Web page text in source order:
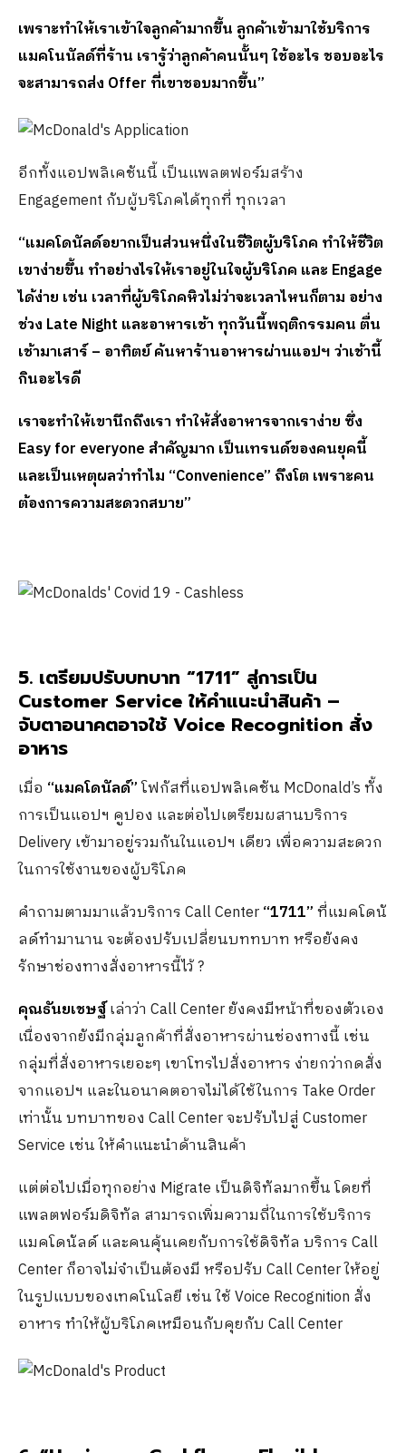
เพราะทำให้เราเข้าใจลูกค้ามากขึ้น ลูกค้าเข้ามาใช้บริการ
แมคโนนัลด์ที่ร้าน เรารู้ว่าลูกค้าคนนั้นๆ ใช้อะไร ชอบอะไร
จะสามารถส่ง Offer ที่เขาชอบมากขึ้น”
อีกทั้งแอปพลิเคชันนี้ เป็นแพลตฟอร์มสร้าง
Engagement กับผู้บริโภคได้ทุกที่ ทุกเวลา
“แมคโดนัลด์อยากเป็นส่วนหนึ่งในชีวิตผู้บริโภค ทำให้ชีวิต
เขาง่ายขึ้น ทำอย่างไรให้เราอยู่ในใจผู้บริโภค และ Engage
ได้ง่าย เช่น เวลาที่ผู้บริโภคหิวไม่ว่าจะเวลาไหนก็ตาม อย่าง
ช่วง Late Night และอาหารเช้า ทุกวันนี้พฤติกรรมคน ตื่น
เช้ามาเสาร์ – อาทิตย์ ค้นหาร้านอาหารผ่านแอปฯ ว่าเช้านี้
กินอะไรดี
เราจะทำให้เขานึกถึงเรา ทำให้สั่งอาหารจากเราง่าย ซึ่ง
Easy for everyone สำคัญมาก เป็นเทรนด์ของคนยุคนี้
และเป็นเหตุผลว่าทำไม “Convenience” ถึงโต เพราะคน
ต้องการความสะดวกสบาย”
5. เตรียมปรับบทบาท “1711” สู่การเป็น
Customer Service ให้คำแนะนำสินค้า –
จับตาอนาคตอาจใช้ Voice Recognition สั่ง
อาหาร
เมื่อ​ “แมคโดนัลด์”โฟกัสที่แอปพลิเคชัน McDonald’s ทั้ง
การเป็นแอปฯ คูปอง และต่อไปเตรียมผสานบริการ
Delivery เข้ามาอยู่รวมกันในแอปฯ เดียว เพื่อความสะดวก
ในการใช้งานของผู้บริโภค
คำถามตามมาแล้วบริการ Call Center“1711”ที่แมคโดนั
ลด์ทำมานาน จะต้องปรับเปลี่ยนบททบาท หรือยังคง
รักษาช่องทางสั่งอาหารนี้ไว้ ?
คุณธันยเชษฐ์เล่าว่า Call Center ยังคงมีหน้าที่ของตัวเอง
เนื่องจากยังมีกลุ่มลูกค้าที่สั่งอาหารผ่านช่องทางนี้ เช่น
กลุ่มที่สั่งอาหารเยอะๆ เขาโทรไปสั่งอาหาร ง่ายกว่ากดสั่ง
จากแอปฯ และในอนาคตอาจไม่ได้ใช้ในการ Take Order
เท่านั้น บทบาทของ Call Center จะปรับไปสู่ Customer
Service เช่น ให้คำแนะนำด้านสินค้า
แต่ต่อไปเมื่อทุกอย่าง Migrate เป็นดิจิทัลมากขึ้น โดยที่
แพลตฟอร์มดิจิทัล สามารถเพิ่มความถี่ในการใช้บริการ
แมคโดนัลด์ และคนคุ้นเคยกับการใช้ดิจิทัล บริการ Call
Center ก็อาจไม่จำเป็นต้องมี หรือปรับ Call Center ให้อยู่
ในรูปแบบของเทคโนโลยี เช่น ใช้ Voice Recognition สั่ง
อาหาร ทำให้ผู้บริโภคเหมือนกับคุยกับ Call Center